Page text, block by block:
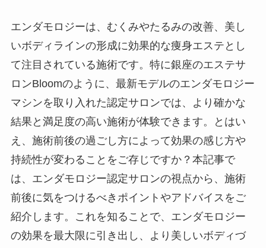
エンダモロジーは、むくみやたるみの改善、美し
いボディラインの形成に効果的な痩身エステとし
て注目されている施術です。特に銀座のエステサ
ロンBloomのように、最新モデルのエンダモロジー
マシンを取り入れた認定サロンでは、より確かな
結果と満足度の高い施術が体験できます。とはい
え、施術前後の過ごし方によって効果の感じ方や
持続性が変わることをご存じですか？本記事で
は、エンダモロジー認定サロンの視点から、施術
前後に気をつけるべきポイントやアドバイスをご
紹介します。これを知ることで、エンダモロジー
の効果を最大限に引き出し、より美しいボディづ